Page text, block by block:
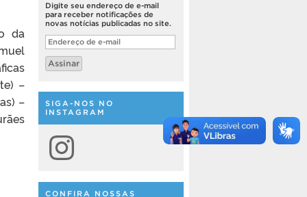
da
–
–
Digite seu endereço de e-mail
para receber notificações de
novas notícias publicadas no site.
Endereço
de
e-
mail
Assinar
SIGA-NOS NO
INSTAGRAM
Instagram
CONFIRA NOSSAS